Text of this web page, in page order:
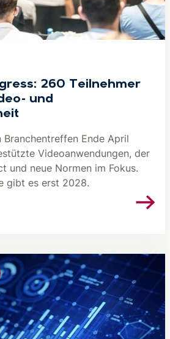
260 Teilnehmer
und
Branchentreffen Ende April
Videoanwendungen, der
und neue Normen im Fokus.
gibt es erst 2028.